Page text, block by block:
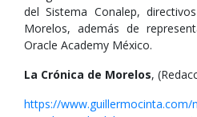
del Sistema Conalep,
Morelos, además de
Oracle Academy México.
La Crónica de Morelos,
https://